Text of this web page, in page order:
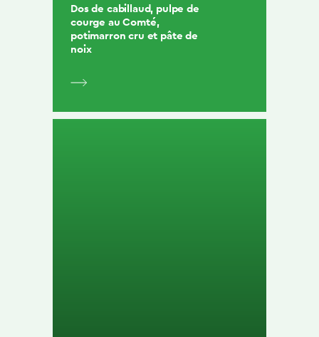
Dos de cabillaud, pulpe de
courge au Comté,
potimarron cru et pâte de
noix